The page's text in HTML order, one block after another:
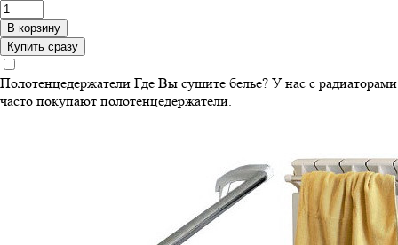
В корзину
Купить сразу
Полотенцедержатели Где Вы сушите белье? У нас с радиаторами
часто покупают полотенцедержатели.